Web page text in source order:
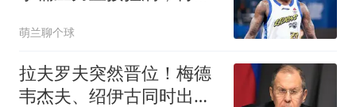
萌兰聊个球
拉夫罗夫突然晋位！梅德
韦杰夫、绍伊古同时出